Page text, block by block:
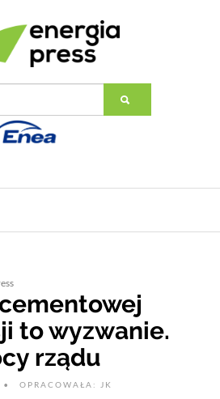
to wyzwanie.
rządu
OPRACOWAŁA: JK